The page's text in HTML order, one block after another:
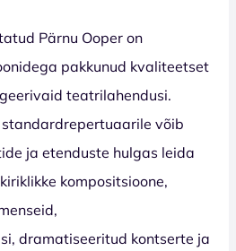
Pärnu Ooper on
pakkunud kvaliteetset
teatrilahendusi.
võib
ja etenduste hulgas leida
kompositsioone,
dramatiseeritud kontserte ja